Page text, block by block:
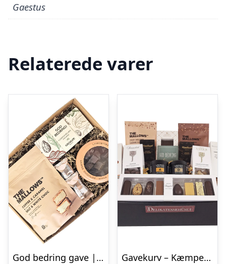
Gaestus
Relaterede varer
God bedring gave | En sød tanke
Gavekurv – Kæmpe ‘god bedring’ kurv med slik, chokolade og lækkerier